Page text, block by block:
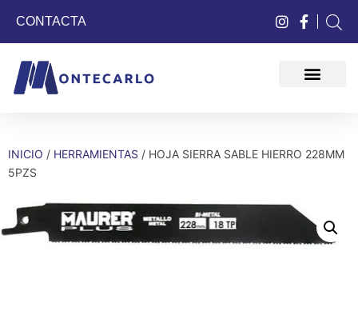
CONTACTA
INICIO / HERRAMIENTAS / HOJA SIERRA SABLE HIERRO 228MM
5PZS